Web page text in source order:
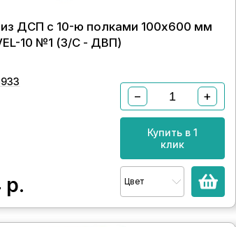
ДСП с 10-ю полками 100x600 мм
10 №1 (З/C - ДВП)
р.
− +
Купить в 1
клик
Цвет